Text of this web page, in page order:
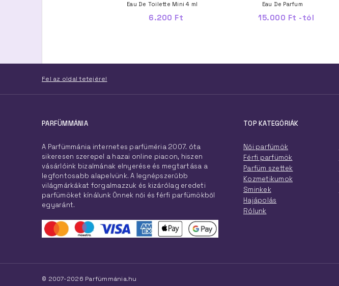
Eau De Toilette Mini 4 ml
6.200 Ft
Eau De Parfum
15.000 Ft -tól
Fel az oldal tetejére!
PARFÜMMÁNIA
A Parfümmánia internetes parfüméria 2007. óta
sikeresen szerepel a hazai online piacon, hiszen
vásárlóink bizalmának elnyerése és megtartása a
legfontosabb alapelvünk. A legnépszerűbb
világmárkákat forgalmazzuk és kizárólag eredeti
parfümöket kínálunk Önnek női és férfi parfümökből
egyaránt.
TOP KATEGÓRIÁK
Női parfümök
Férfi parfümök
Parfüm szettek
Kozmetikumok
Sminkek
Hajápolás
Rólunk
© 2007-2026 Parfümmánia.hu